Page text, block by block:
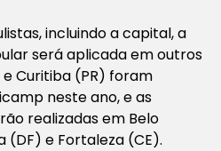
incluindo a capital, a
será aplicada em outros
Curitiba (PR) foram
neste ano, e as
realizadas em Belo
(DF) e Fortaleza (CE).